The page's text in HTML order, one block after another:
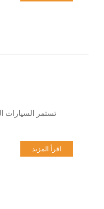
تستمر السيارات
اقرأ المزيد